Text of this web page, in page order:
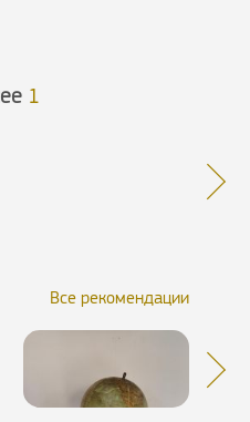
1
Все рекомендации